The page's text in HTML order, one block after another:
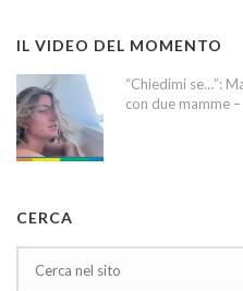
IL VIDEO DEL MOMENTO
“Chiedimi se…”:
con due mamme
CERCA